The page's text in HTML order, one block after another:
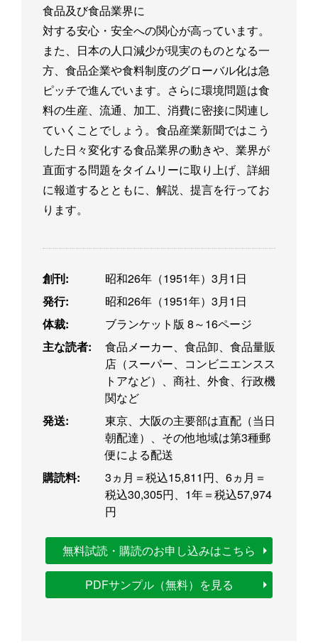
食品及び食品業界に
対する安心・安全への関心が高っています。
また、日本の人口減少が現実のものとなる一
方、食品企業や食料制度のグローバル化は急
ピッチで進んでいます。さらに環境問題は食
料の生産、流通、加工、消費に密接に関連し
ていくことでしょう。食品産業新聞ではこう
した日々変化する食品業界の動きや、業界が
直面する問題をタイムリーに取り上げ、詳細
に報道するとともに、解説、提言を行ってお
ります。
創刊:
昭和26年（1951年）3月1日
発行:
昭和26年（1951年）3月1日
体裁:
ブランケット版 8～16ページ
主な読者:
食品メーカー、食品卸、食品量販
店（スーパー、コンビニエンスス
トアなど）、商社、外食、行政機
関など
発送:
東京、大阪の主要部は直配（当日
朝配達）、その他地域は第3種郵
便による配送
購読料:
3ヵ月＝税込15,811円、6ヵ月＝
税込30,305円、1年＝税込57,974
円
無料試読・購読のお申し込みはこちら
PDFサンプル（無料）を見る